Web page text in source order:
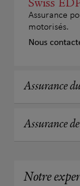
Assurance
motorisés.
Nous
Assurance
Assurance
Notre